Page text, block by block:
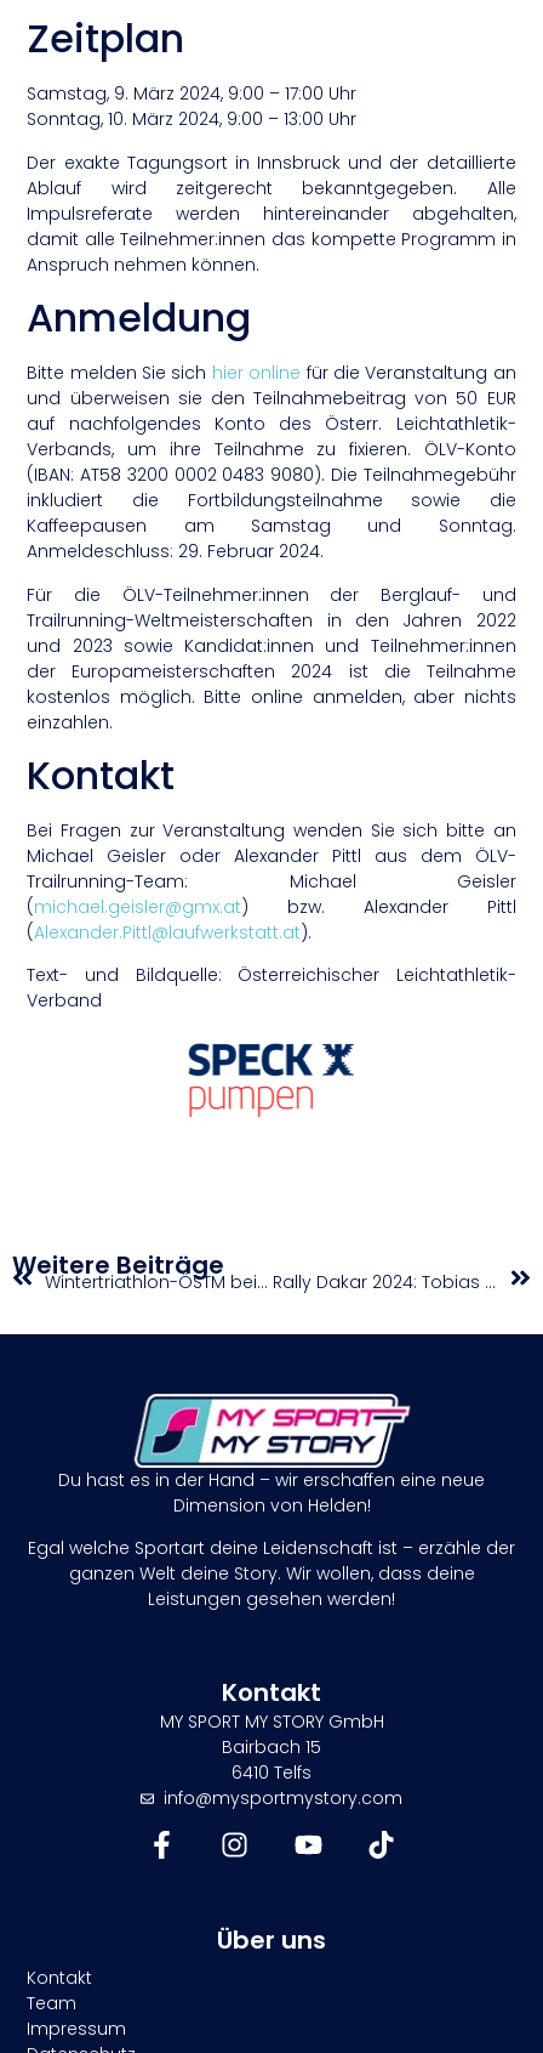
Zeitplan
Samstag, 9. März 2024, 9:00 – 17:00 Uhr
Sonntag, 10. März 2024, 9:00 – 13:00 Uhr
Der exakte Tagungsort in Innsbruck und der detaillierte
Ablauf wird zeitgerecht bekanntgegeben. Alle
Impulsreferate werden hintereinander abgehalten,
damit alle Teilnehmer:innen das kompette Programm in
Anspruch nehmen können.
Anmeldung
Bitte melden Sie sich hier online für die Veranstaltung an
und überweisen sie den Teilnahmebeitrag von 50 EUR
auf nachfolgendes Konto des Österr. Leichtathletik-
Verbands, um ihre Teilnahme zu fixieren. ÖLV-Konto
(IBAN: AT58 3200 0002 0483 9080). Die Teilnahmegebühr
inkludiert die Fortbildungsteilnahme sowie die
Kaffeepausen am Samstag und Sonntag.
Anmeldeschluss: 29. Februar 2024.
Für die ÖLV-Teilnehmer:innen der Berglauf- und
Trailrunning-Weltmeisterschaften in den Jahren 2022
und 2023 sowie Kandidat:innen und Teilnehmer:innen
der Europameisterschaften 2024 ist die Teilnahme
kostenlos möglich. Bitte online anmelden, aber nichts
einzahlen.
Kontakt
Bei Fragen zur Veranstaltung wenden Sie sich bitte an
Michael Geisler oder Alexander Pittl aus dem ÖLV-
Trailrunning-Team: Michael Geisler
(michael.geisler@gmx.at) bzw. Alexander Pittl
(Alexander.Pittl@laufwerkstatt.at).
Text- und Bildquelle: Österreichischer Leichtathletik-
Verband
Weitere Beiträge Wintertriathlon-ÖSTM beim Iceman Rally Dakar 2024: Tobias Ebster gewinnt Rookie & Original by Motul Wertung
Du hast es in der Hand – wir erschaffen eine neue
Dimension von Helden!
Egal welche Sportart deine Leidenschaft ist – erzähle der
ganzen Welt deine Story. Wir wollen, dass deine
Leistungen gesehen werden!
Kontakt
MY SPORT MY STORY GmbH
Bairbach 15
6410 Telfs
info@mysportmystory.com
Über uns
Kontakt
Team
Impressum